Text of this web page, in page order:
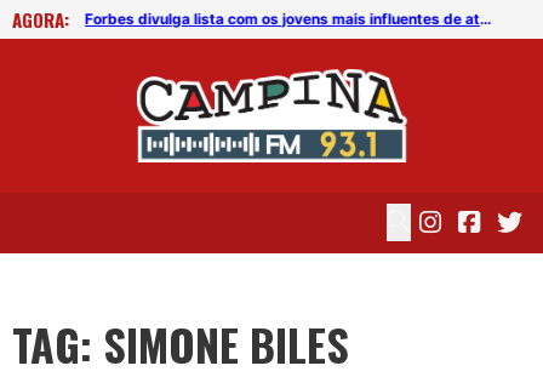
AGORA:
Forbes divulga lista com os jovens mais influentes de até 30 anos em 2017 Forbes divulga lista com os jovens mais influentes de até 30 anos em 2017
TAG: SIMONE BILES